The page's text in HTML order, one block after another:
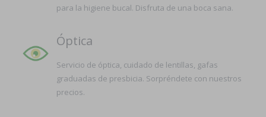
para la higiene bucal. Disfruta de una boca sana.
Óptica
Servicio de óptica, cuidado de lentillas, gafas
graduadas de presbicia. Sorpréndete con nuestros
precios.